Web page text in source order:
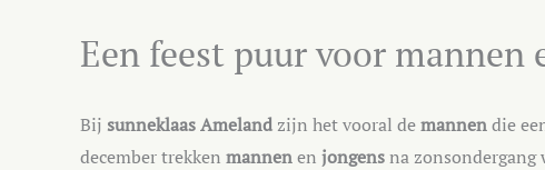
Een feest puur voor mannen
Bij sunneklaas Ameland zijn het vooral demannendie
december trekken mannenen jongensna zonsondergang